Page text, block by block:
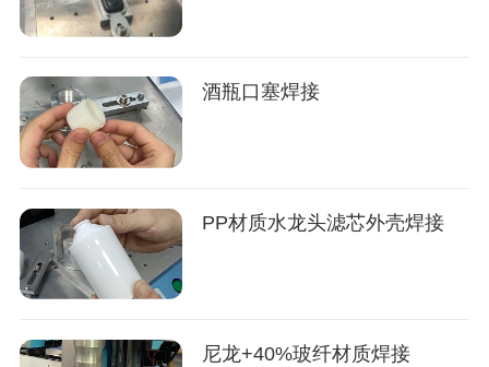
酒瓶口塞焊接
PP材质水龙头滤芯外壳焊接
尼龙+40%玻纤材质焊接